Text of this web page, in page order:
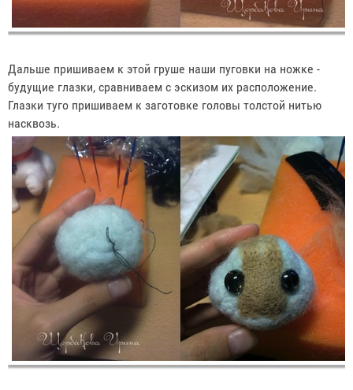
Дальше пришиваем к этой груше наши пуговки на ножке -
будущие глазки, сравниваем с эскизом их расположение.
Глазки туго пришиваем к заготовке головы толстой нитью
насквозь.